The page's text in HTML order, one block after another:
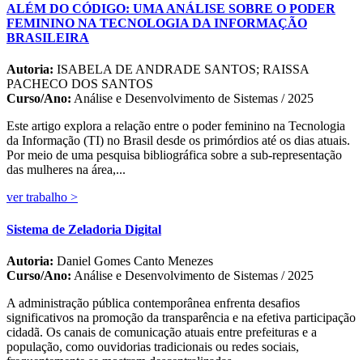
ALÉM DO CÓDIGO: UMA ANÁLISE SOBRE O PODER
FEMININO NA TECNOLOGIA DA INFORMAÇÃO
BRASILEIRA
Autoria: ISABELA DE ANDRADE SANTOS; RAISSA
PACHECO DOS SANTOS
Curso/Ano: Análise e Desenvolvimento de Sistemas / 2025
Este artigo explora a relação entre o poder feminino na Tecnologia
da Informação (TI) no Brasil desde os primórdios até os dias atuais.
Por meio de uma pesquisa bibliográfica sobre a sub-representação
das mulheres na área,...
ver trabalho >
Sistema de Zeladoria Digital
Autoria: Daniel Gomes Canto Menezes
Curso/Ano: Análise e Desenvolvimento de Sistemas / 2025
A administração pública contemporânea enfrenta desafios
significativos na promoção da transparência e na efetiva participação
cidadã. Os canais de comunicação atuais entre prefeituras e a
população, como ouvidorias tradicionais ou redes sociais,